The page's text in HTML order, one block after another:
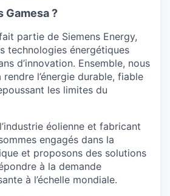
Gamesa ?
partie de Siemens Energy,
technologies énergétiques
d’innovation. Ensemble, nous
l’énergie durable, fiable
les limites du
éolienne et fabricant
engagés dans la
et proposons des solutions
à la demande
à l’échelle mondiale.